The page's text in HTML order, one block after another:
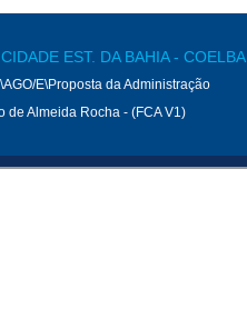
EST. DA BAHIA - COELBA
E\Proposta da Administração
de Almeida Rocha - (FCA V1)